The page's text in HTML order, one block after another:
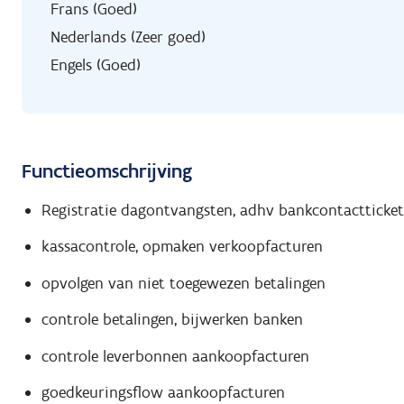
Frans (Goed)
Nederlands (Zeer goed)
Engels (Goed)
Functieomschrijving
Registratie dagontvangsten, adhv
kassacontrole, opmaken verkoopfacturen
opvolgen van niet toegewezen betalingen
controle betalingen, bijwerken banken
controle leverbonnen aankoopfacturen
goedkeuringsflow aankoopfacturen